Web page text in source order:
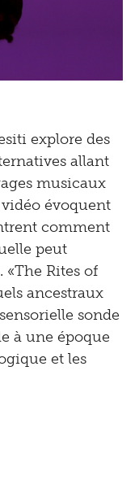
explore des
allant
musicaux
évoquent
comment
peut
Rites of
ancestraux
sonde
à une époque
et les